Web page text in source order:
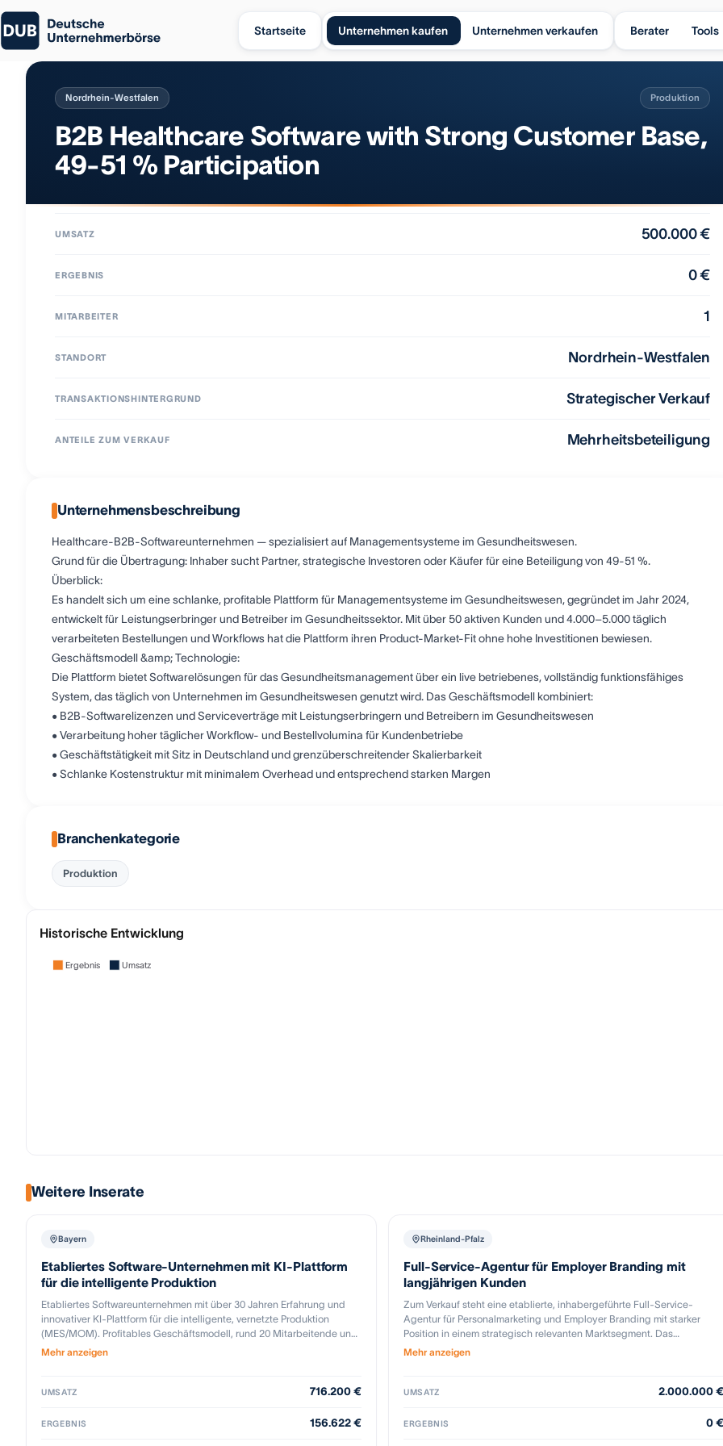
Startseite Unternehmen kaufen Unternehmen verkaufen Berater Tools
Nordrhein-Westfalen Produktion
B2B Healthcare Software with Strong Customer Base,
49-51 % Participation
UMSATZ 500.000 €
ERGEBNIS 0 €
MITARBEITER 1
STANDORT Nordrhein-Westfalen
TRANSAKTIONSHINTERGRUND Strategischer Verkauf
ANTEILE ZUM VERKAUF Mehrheitsbeteiligung
Unternehmensbeschreibung
Healthcare-B2B-Softwareunternehmen — spezialisiert auf Managementsysteme im Gesundheitswesen.
Grund für die Übertragung: Inhaber sucht Partner, strategische Investoren oder Käufer für eine Beteiligung von 49-51 %.
Überblick:
Es handelt sich um eine schlanke, profitable Plattform für Managementsysteme im Gesundheitswesen, gegründet im Jahr 2024,
entwickelt für Leistungserbringer und Betreiber im Gesundheitssektor. Mit über 50 aktiven Kunden und 4.000–5.000 täglich
verarbeiteten Bestellungen und Workflows hat die Plattform ihren Product-Market-Fit ohne hohe Investitionen bewiesen.
Geschäftsmodell &amp; Technologie:
Die Plattform bietet Softwarelösungen für das Gesundheitsmanagement über ein live betriebenes, vollständig funktionsfähiges
System, das täglich von Unternehmen im Gesundheitswesen genutzt wird. Das Geschäftsmodell kombiniert:
• B2B-Softwarelizenzen und Serviceverträge mit Leistungserbringern und Betreibern im Gesundheitswesen
• Verarbeitung hoher täglicher Workflow- und Bestellvolumina für Kundenbetriebe
• Geschäftstätigkeit mit Sitz in Deutschland und grenzüberschreitender Skalierbarkeit
• Schlanke Kostenstruktur mit minimalem Overhead und entsprechend starken Margen
Branchenkategorie
Produktion
Historische Entwicklung
Ergebnis Umsatz
Weitere Inserate
Bayern
Etabliertes Software-Unternehmen mit KI-Plattform
für die intelligente Produktion
Etabliertes Softwareunternehmen mit über 30 Jahren Erfahrung und
innovativer KI-Plattform für die intelligente, vernetzte Produktion
(MES/MOM). Profitables Geschäftsmodell, rund 20 Mitarbeitende und
erste zahlende Kunden belegen die Marktreife. Gesucht werden
mit attraktiven Wachstumsperspektiven
Mehr anzeigen
UMSATZ 716.200 €
ERGEBNIS 156.622 €
Rheinland-Pfalz
Full-Service-Agentur für Employer Branding mit
langjährigen Kunden
Zum Verkauf steht eine etablierte, inhabergeführte Full-Service-
Agentur für Personalmarketing und Employer Branding mit starker
Position in einem strategisch relevanten Marktsegment. Das
Unternehmen vereint Strategie, Kreation und Media unter einem Dach
Branding-Konzepte bis hin zu datengetriebenen Recruiting-
Geschäftsmodells: Langjährige Stammkundenbeziehungen, teils über
Mehr anzeigen
UMSATZ 2.000.000 €
ERGEBNIS 0 €